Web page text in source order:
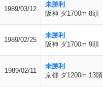
1989/03/12
未勝利
阪神 ダ1700m 8頭
1989/02/25
未勝利
阪神 ダ1700m 9頭
1989/02/11
未勝利
京都 ダ1200m 13頭